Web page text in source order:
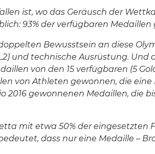
ist, wo das Geräusch der
93% der verfügbaren Medaillen
Bewusstsein an diese
und technische Ausrüstung. Und
von den 15 verfügbaren (5
von Athleten gewonnen, die
2016 gewonnenen Medaillen, die
mit etwa 50% der eingesetzten
dass nur eine Medaille –